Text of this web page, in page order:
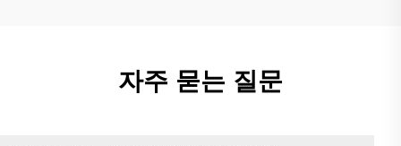
자주 묻는 질문